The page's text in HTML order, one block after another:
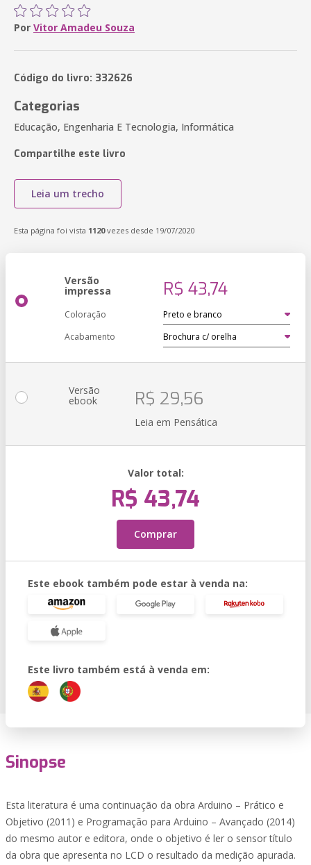
Por Vitor Amadeu Souza
Código do livro: 332626
Categorias
Educação, Engenharia E Tecnologia, Informática
Compartilhe este livro
Leia um trecho
Esta página foi vista 1120vezes desde 19/07/2020
Versão
impressa R$ 43,74
Coloração
Acabamento
Versão
ebook R$ 29,56
Leia em Pensática
Valor total:
R$ 43,74
Comprar
Este ebook também pode estar à venda na:
Este livro também está à venda em:
Sinopse
Esta literatura é uma continuação da obra Arduino – Prático e
Objetivo (2011) e Programação para Arduino – Avançado (2014)
do mesmo autor e editora, onde o objetivo é ler o sensor título
da obra que apresenta no LCD o resultado da medição apurada.